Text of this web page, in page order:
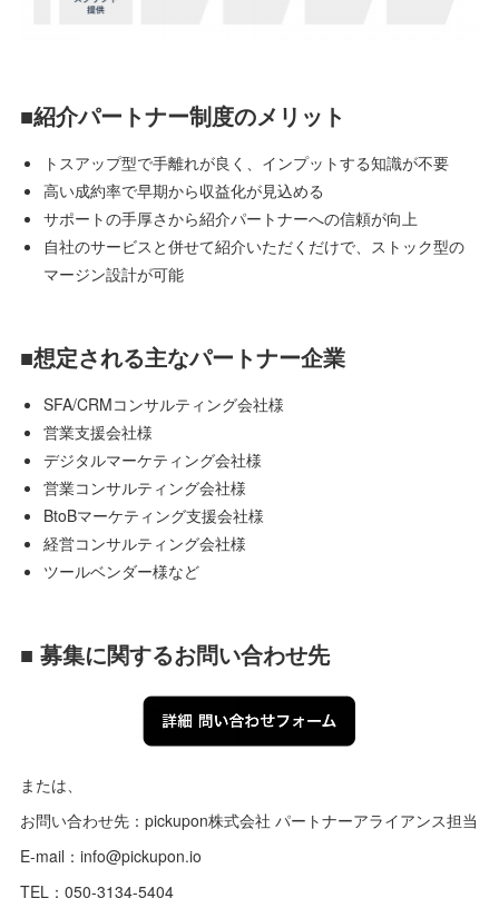
■紹介パートナー制度のメリット
トスアップ型で手離れが良く、インプットする知識が不要
高い成約率で早期から収益化が見込める
サポートの手厚さから紹介パートナーへの信頼が向上
自社のサービスと併せて紹介いただくだけで、ストック型の
マージン設計が可能
■想定される主なパートナー企業
SFA/CRMコンサルティング会社様
営業支援会社様
デジタルマーケティング会社様
営業コンサルティング会社様
BtoBマーケティング支援会社様
経営コンサルティング会社様
ツールベンダー様など
■ 募集に関するお問い合わせ先
または、
お問い合わせ先：pickupon株式会社 パートナーアライアンス担当
E-mail：info@pickupon.io
TEL：050-3134-5404